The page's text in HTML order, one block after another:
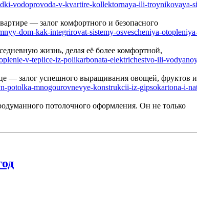
— залог комфортного и безопасного
жизнь, делая её более комфортной,
— залог успешного выращивания овощей, фруктов и
потолочного оформления. Он не только